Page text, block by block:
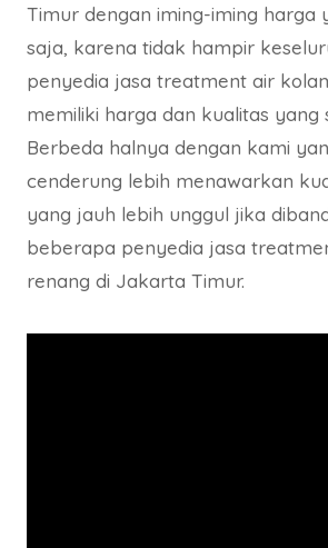
Timur dengan iming-iming harga
saja, karena tidak hampir
penyedia jasa treatment air
memiliki harga dan kualitas yang
Berbeda halnya dengan kami
cenderung lebih menawarkan
yang jauh lebih unggul jika
beberapa penyedia jasa
renang di Jakarta Timur.